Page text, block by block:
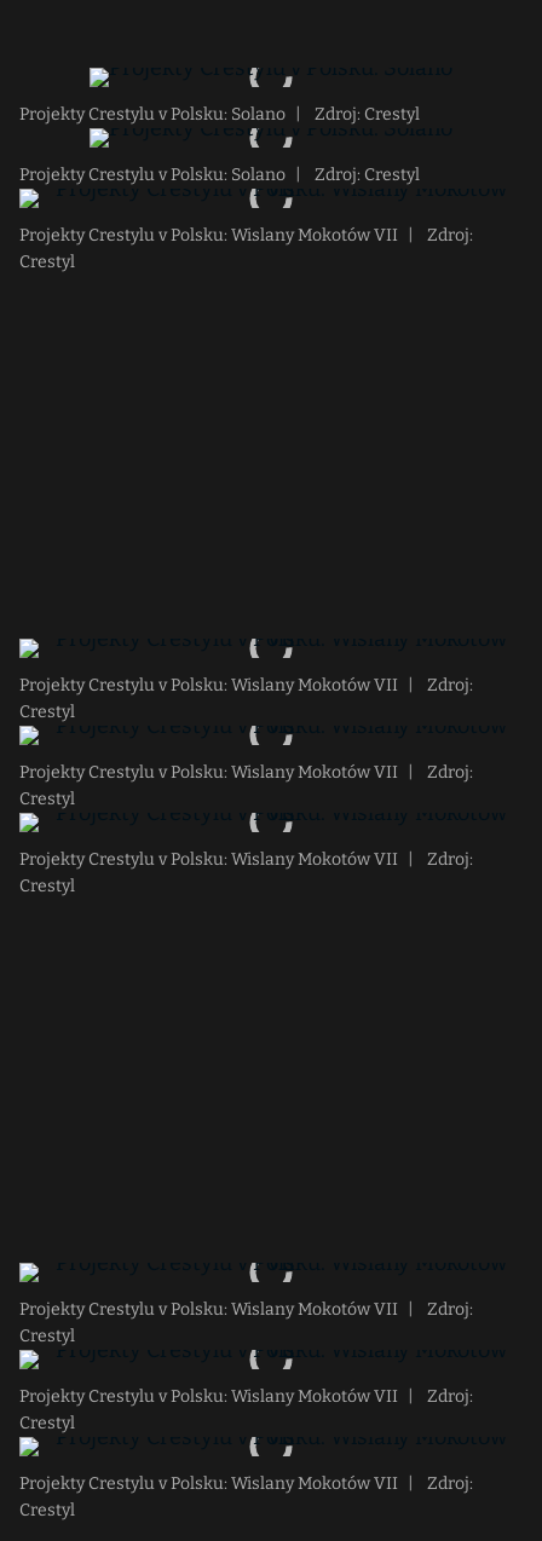
Projekty Crestylu v Polsku: Solano Zdroj: Crestyl
Projekty Crestylu v Polsku: Solano Zdroj: Crestyl
Projekty Crestylu v Polsku: Wislany Mokotów VII
Zdroj:
Crestyl
Projekty Crestylu v Polsku: Wislany Mokotów VII
Zdroj:
Crestyl
Projekty Crestylu v Polsku: Wislany Mokotów VII
Zdroj:
Crestyl
Projekty Crestylu v Polsku: Wislany Mokotów VII
Zdroj:
Crestyl
Projekty Crestylu v Polsku: Wislany Mokotów VII
Zdroj:
Crestyl
Projekty Crestylu v Polsku: Wislany Mokotów VII
Zdroj:
Crestyl
Projekty Crestylu v Polsku: Wislany Mokotów VII
Zdroj:
Crestyl